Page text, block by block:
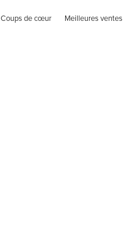
Coups de cœur Meilleures ventes